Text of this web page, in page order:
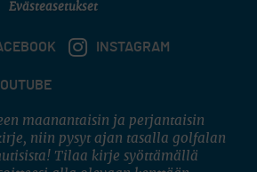
Evästeasetukset
INSTAGRAM
maanantaisin ja perjantaisin
niin pysyt ajan tasalla golfalan
Tilaa kirje syöttämällä